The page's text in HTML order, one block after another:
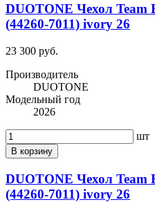
DUOTONE Чехол Team
(44260-7011) ivory 26
23 300 руб.
Производитель
DUOTONE
Модельный год
2026
шт
В корзину
DUOTONE Чехол Team
(44260-7011) ivory 26